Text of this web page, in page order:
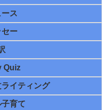
ス
ー
Quiz
イティング
育て